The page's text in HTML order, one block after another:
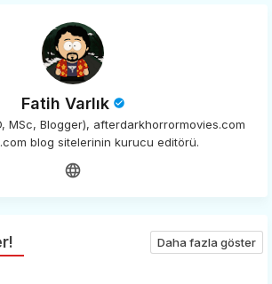
Fatih Varlık
MSc, Blogger), afterdarkhorrormovies.com
blog sitelerinin kurucu editörü.
Daha fazla göster